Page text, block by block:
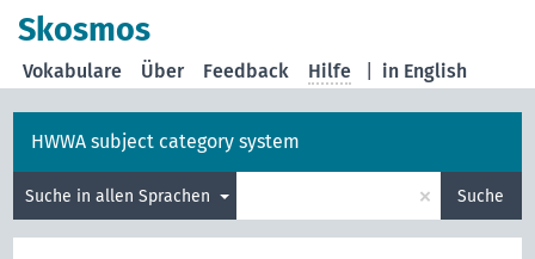
Skosmos
in English
Vokabulare Über Feedback Hilfe
HWWA subject category system
Suche in allen Sprachen × Suche